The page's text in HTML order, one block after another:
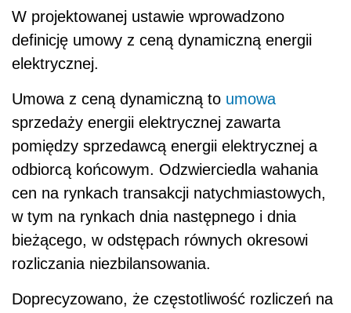
W projektowanej ustawie wprowadzono
definicję umowy z ceną dynamiczną energii
elektrycznej.
Umowa z ceną dynamiczną to umowa
sprzedaży energii elektrycznej zawarta
pomiędzy sprzedawcą energii elektrycznej a
odbiorcą końcowym. Odzwierciedla wahania
cen na rynkach transakcji natychmiastowych,
w tym na rynkach dnia następnego i dnia
bieżącego, w odstępach równych okresowi
rozliczania niezbilansowania.
Doprecyzowano, że częstotliwość rozliczeń na